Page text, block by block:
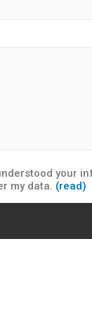
your
my data. (read)